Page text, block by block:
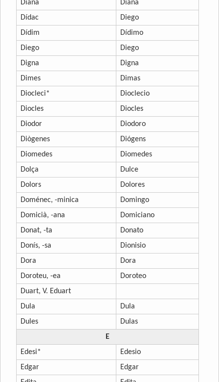
Diana
Diana
Dídac
Diego
Dídim
Dídimo
Diego
Diego
Digna
Digna
Dimes
Dimas
Diocleci*
Dioclecio
Diocles
Diocles
Diodor
Diodoro
Diògenes
Diógens
Diomedes
Diomedes
Dolça
Dulce
Dolors
Dolores
Doménec, -minica
Domingo
Domicià, -ana
Domiciano
Donat, -ta
Donato
Donís, -sa
Dionisio
Dora
Dora
Doroteu, -ea
Doroteo
Duart, V. Eduart
Dula
Dula
Dules
Dulas
E
Edesi*
Edesio
Edgar
Edgar